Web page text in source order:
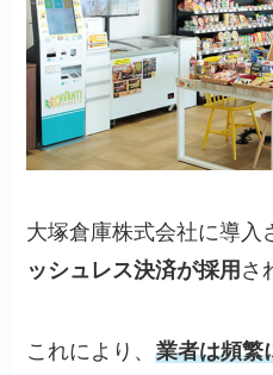
大塚倉庫株式会社に導入
ッシュレス決済が採用 さ
これにより、業者は頻繁